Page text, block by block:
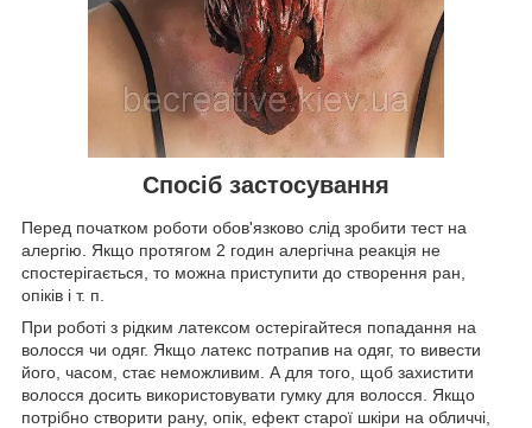
Спосіб застосування
Перед початком роботи обов'язково слід зробити тест на
алергію. Якщо протягом 2 годин алергічна реакція не
спостерігається, то можна приступити до створення ран,
опіків і т. п.
При роботі з рідким латексом остерігайтеся попадання на
волосся чи одяг. Якщо латекс потрапив на одяг, то вивести
його, часом, стає неможливим. А для того, щоб захистити
волосся досить використовувати гумку для волосся. Якщо
потрібно створити рану, опік, ефект старої шкіри на обличчі,